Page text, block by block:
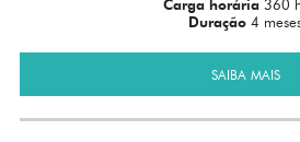
Carga horária 360
Duração 4
SAIBA MAIS